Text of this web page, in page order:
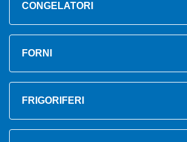
CONGELATORI
FORNI
FRIGORIFERI